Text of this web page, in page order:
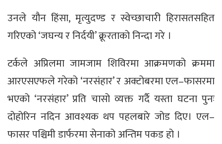
उनले यौन हिंसा, मृत्युदण्ड र स्वेच्छाचारी हिरासतसहित
गरिएको ‘जघन्य र निर्दयी’ क्रूरताको निन्दा गरे ।
टर्कले अप्रिलमा जामजाम शिविरमा आक्रमणको क्रममा
आरएसएफले गरेको ‘नरसंहार’ र अक्टोबरमा एल–फासरमा
भएको ‘नरसंहार’ प्रति चासो व्यक्त गर्दै यस्ता घटना पुनः
दोहोरिन नदिन आवश्यक थप पहलबारे जोड दिए। एल–
फासर पश्चिमी डार्फरमा सेनाको अन्तिम पकड हो ।